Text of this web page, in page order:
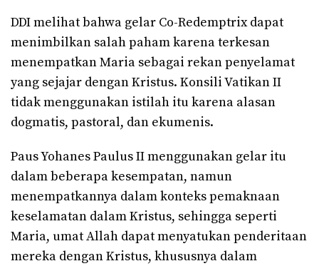
DDI melihat bahwa gelar Co-Redemptrix dapat
menimbilkan salah paham karena terkesan
menempatkan Maria sebagai rekan penyelamat
yang sejajar dengan Kristus. Konsili Vatikan II
tidak menggunakan istilah itu karena alasan
dogmatis, pastoral, dan ekumenis.
Paus Yohanes Paulus II menggunakan gelar itu
dalam beberapa kesempatan, namun
menempatkannya dalam konteks pemaknaan
keselamatan dalam Kristus, sehingga seperti
Maria, umat Allah dapat menyatukan penderitaan
mereka dengan Kristus, khususnya dalam